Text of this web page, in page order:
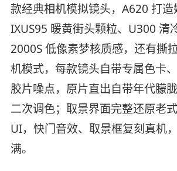
款经典相机模拟镜头，A620 打造
IXUS95 暖黄街头颗粒、U300 清
2000S 低像素梦核质感，还有撕
机模式，每款镜头自带专属色卡、
胶片噪点，原片直出自带年代朦
二次调色；取景界面完整还原老
UI，快门音效、取景框复刻真机
满。